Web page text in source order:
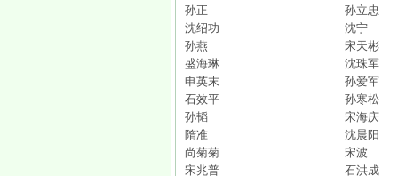
孙正
孙立忠
沈绍功
沈宁
孙燕
宋天彬
盛海琳
沈珠军
申英末
孙爱军
石效平
孙寒松
孙韬
宋海庆
隋准
沈晨阳
尚菊菊
宋波
宋兆普
石洪成